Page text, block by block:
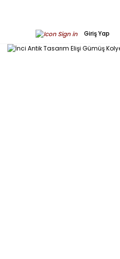
Giriş Yap